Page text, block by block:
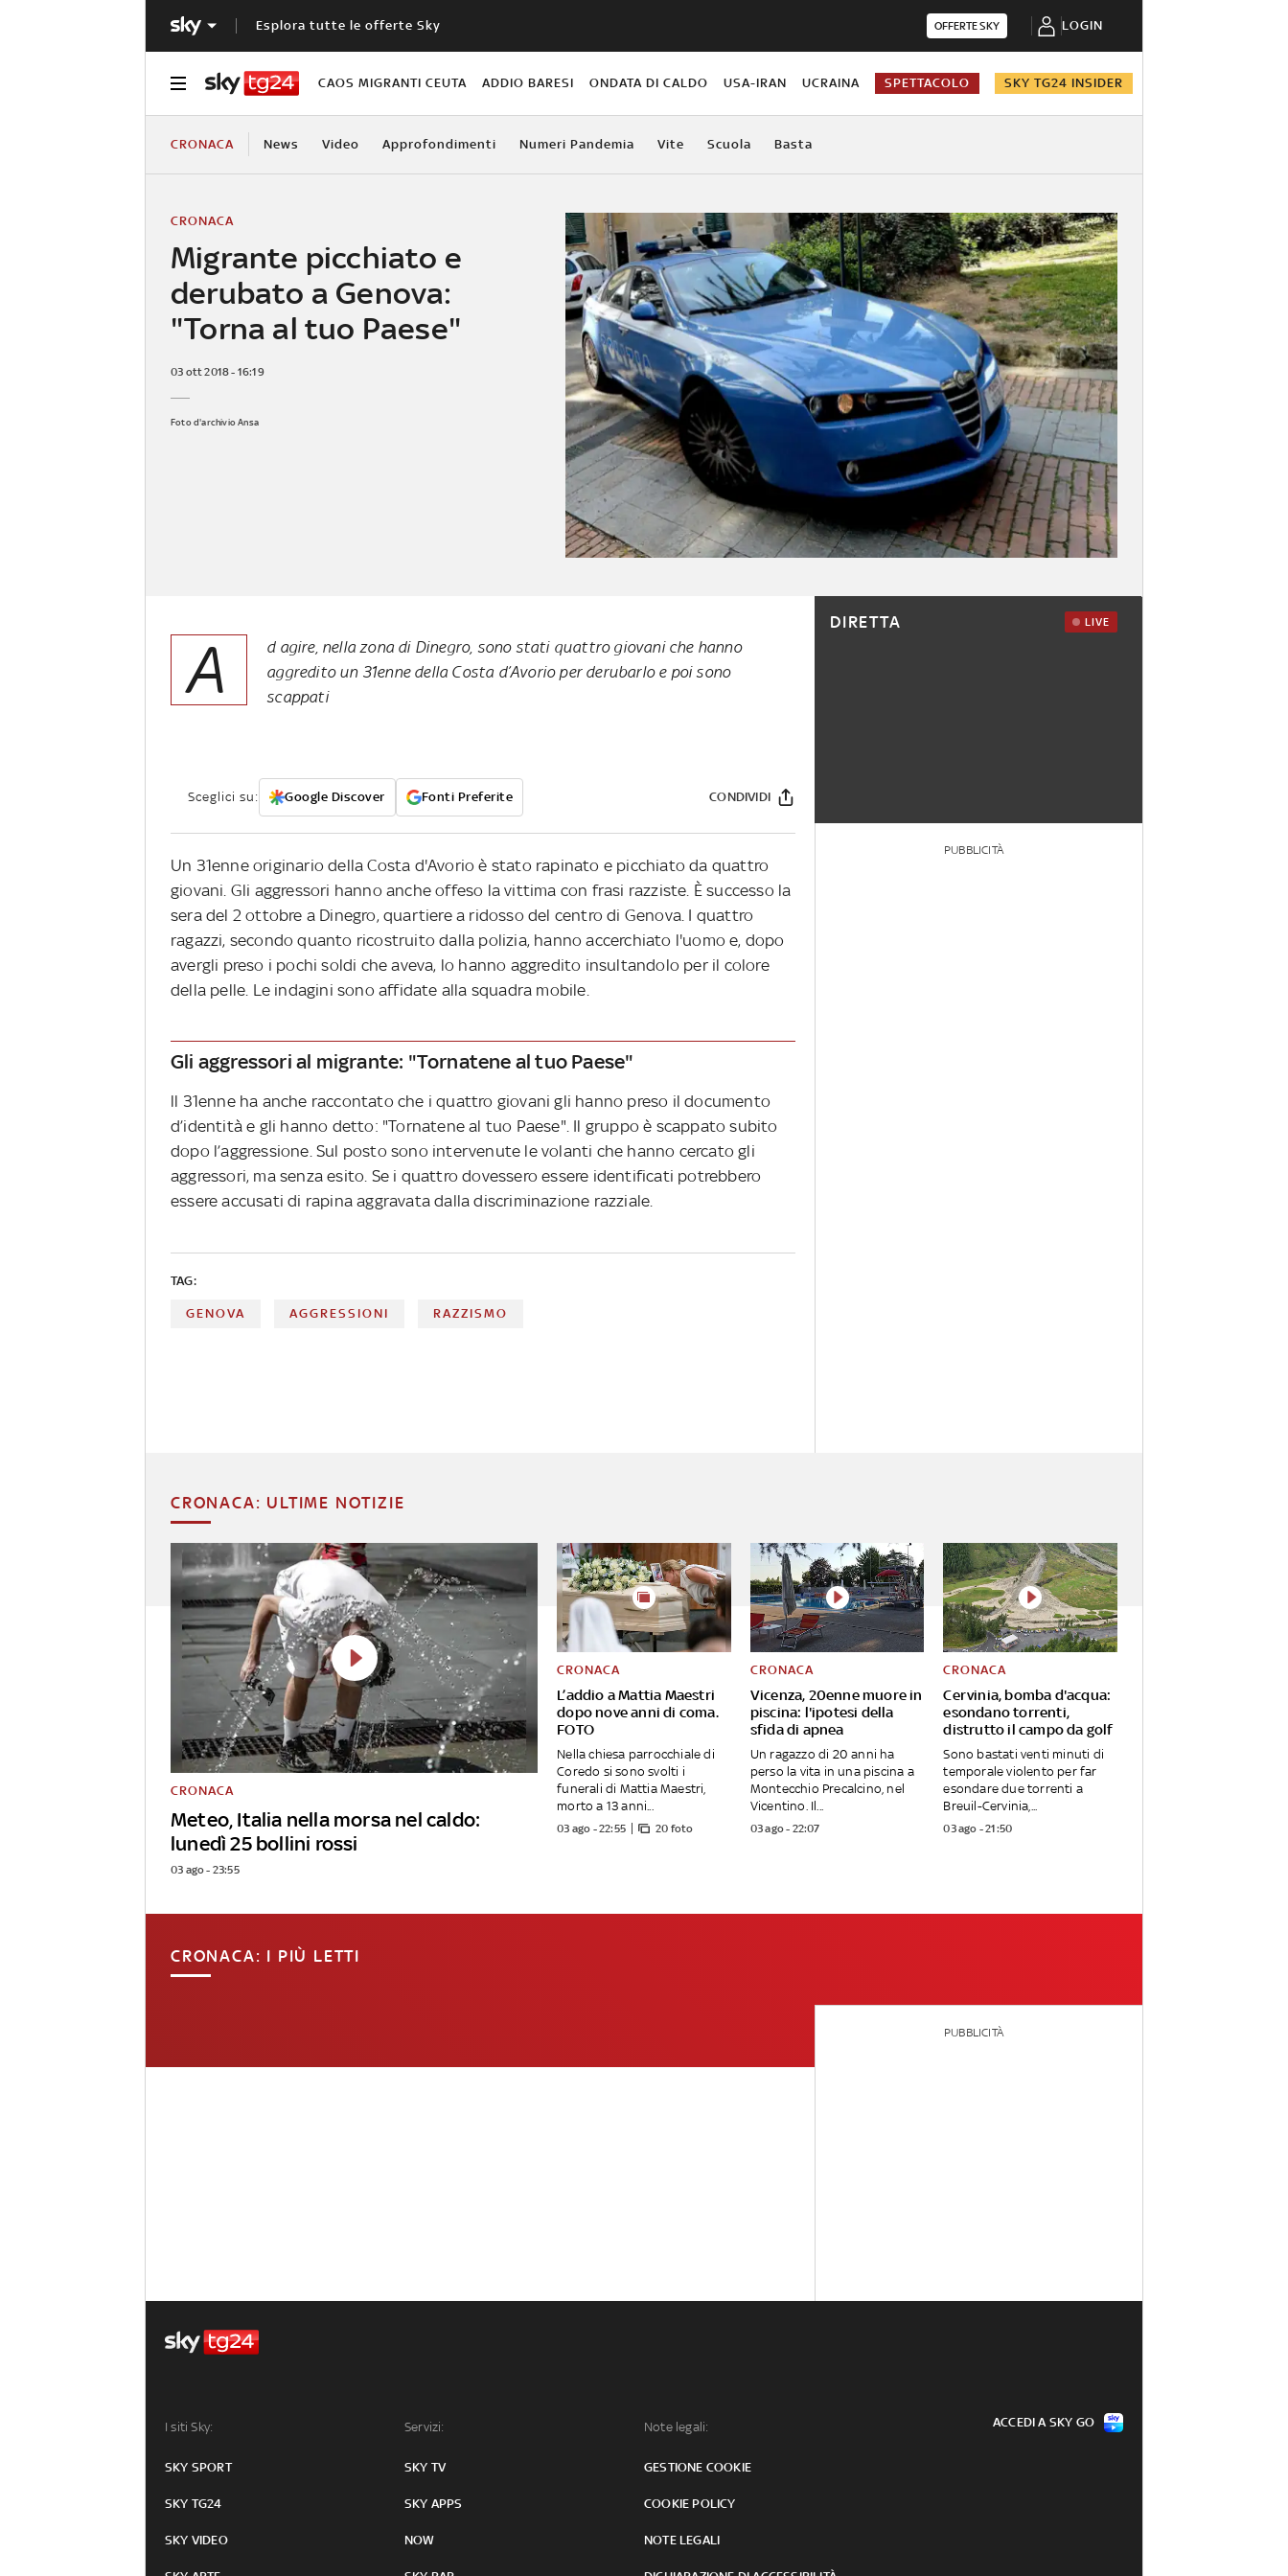
Esplora tutte le offerte Sky OFFERTE SKY LOGIN
CAOS MIGRANTI CEUTA ADDIO BARESI ONDATA DI CALDO USA-IRAN UCRAINA SPETTACOLO SKY TG24 INSIDER
CRONACA News Video Approfondimenti Numeri Pandemia Vite Scuola Basta
Migrante picchiato e
derubato a Genova:
"Torna al tuo Paese"
CRONACA
03 ott 2018 - 16:19
Foto d'archivio Ansa
A
d agire, nella zona di Dinegro, sono stati quattro giovani che hanno
aggredito un 31enne della Costa d’Avorio per derubarlo e poi sono
scappati
Sceglici su: Google Discover Fonti Preferite CONDIVIDI
Un 31enne originario della Costa d'Avorio è stato rapinato e picchiato da quattro
giovani. Gli aggressori hanno anche offeso la vittima con frasi razziste. È successo la
sera del 2 ottobre a Dinegro, quartiere a ridosso del centro di Genova. I quattro
ragazzi, secondo quanto ricostruito dalla polizia, hanno accerchiato l'uomo e, dopo
avergli preso i pochi soldi che aveva, lo hanno aggredito insultandolo per il colore
della pelle. Le indagini sono affidate alla squadra mobile.
Gli aggressori al migrante: "Tornatene al tuo Paese"
ll 31enne ha anche raccontato che i quattro giovani gli hanno preso il documento
d’identità e gli hanno detto: "Tornatene al tuo Paese". Il gruppo è scappato subito
dopo l’aggressione. Sul posto sono intervenute le volanti che hanno cercato gli
aggressori, ma senza esito. Se i quattro dovessero essere identificati potrebbero
essere accusati di rapina aggravata dalla discriminazione razziale.
TAG:
GENOVA AGGRESSIONI RAZZISMO
DIRETTA LIVE
PUBBLICITÀ
CRONACA: ULTIME NOTIZIE
Meteo, Italia nella morsa nel caldo:
lunedì 25 bollini rossi
CRONACA
03 ago - 23:55
L’addio a Mattia Maestri
dopo nove anni di coma.
FOTO
CRONACA
Nella chiesa parrocchiale di
Coredo si sono svolti i
funerali di Mattia Maestri,
morto a 13 anni...
03 ago - 22:55 20 foto
Vicenza, 20enne muore in
piscina: l'ipotesi della
sfida di apnea
CRONACA
Un ragazzo di 20 anni ha
perso la vita in una piscina a
Montecchio Precalcino, nel
Vicentino. Il...
03 ago - 22:07
Cervinia, bomba d'acqua:
esondano torrenti,
distrutto il campo da golf
CRONACA
Sono bastati venti minuti di
temporale violento per far
esondare due torrenti a
Breuil-Cervinia,...
03 ago - 21:50
CRONACA: I PIÙ LETTI
PUBBLICITÀ
I siti Sky:
SKY SPORT
SKY TG24
SKY VIDEO
Servizi:
SKY TV
SKY APPS
NOW
Note legali:
GESTIONE COOKIE
COOKIE POLICY
NOTE LEGALI
ACCEDI A SKY GO